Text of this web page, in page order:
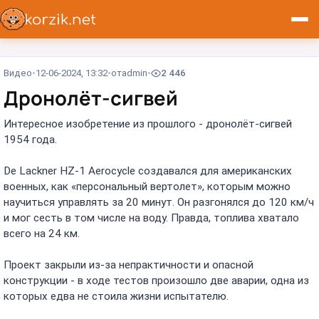
Видео 12-06-2024, 13:32 отadmin 2 446
Дронолёт-сигвей⁠⁠
Интересное изобретение из прошлого - дронолёт-сигвей
1954 года.
De Lackner HZ-1 Aerocycle создавался для американских
военных, как «персональный вертолет», которым можно
научиться управлять за 20 минут. Он разгонялся до 120 км/ч
и мог сесть в том числе на воду. Правда, топлива хватало
всего на 24 км.
Проект закрыли из-за непрактичности и опасной
конструкции - в ходе тестов произошло две аварии, одна из
которых едва не стоила жизни испытателю.